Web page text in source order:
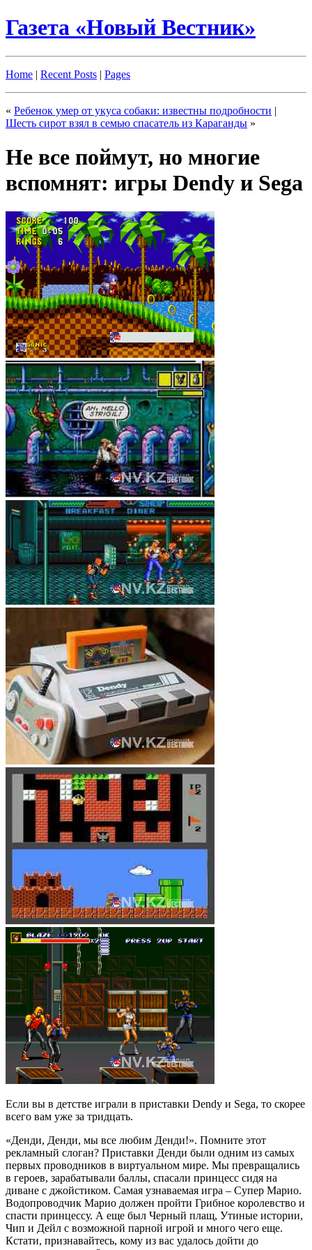
Газета «Новый Вестник»
Home | Recent Posts | Pages
« Ребенок умер от укуса собаки: известны подробности |
Шесть сирот взял в семью спасатель из Караганды »
Не все поймут, но многие
вспомнят: игры Dendy и Sega
Если вы в детстве играли в приставки Dendy и Sega, то скорее
всего вам уже за тридцать.
«Денди, Денди, мы все любим Денди!». Помните этот
рекламный слоган? Приставки Денди были одним из самых
первых проводников в виртуальном мире. Мы превращались
в героев, зарабатывали баллы, спасали принцесс сидя на
диване с джойстиком. Самая узнаваемая игра – Супер Марио.
Водопроводчик Марио должен пройти Грибное королевство и
спасти принцессу. А еще был Черный плащ, Утиные истории,
Чип и Дейл с возможной парной игрой и много чего еще.
Кстати, признавайтесь, кому из вас удалось дойти до